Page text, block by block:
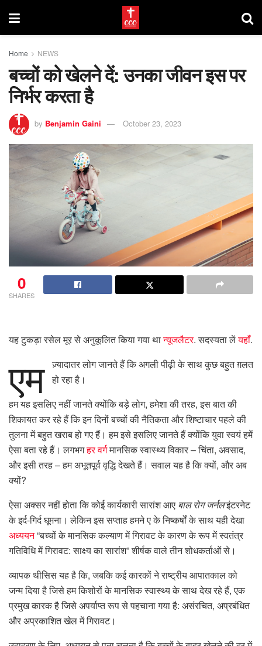
Home NEWS
बच्चों को खेलने दें: उनका जीवन इस पर
निर्भर करता है
by Benjamin Gaini October 23, 2023
0
SHARES
यह टुकड़ा रसेल मूर से अनुकूलित किया गया थान्यूजलैटर. सदस्यता लेंयहाँ.
एम ज़्यादातर लोग जानते हैं कि अगली पीढ़ी के साथ कुछ बहुत ग़लत
हो रहा है।
हम यह इसलिए नहीं जानते क्योंकि बड़े लोग, हमेशा की तरह, इस बात की
शिकायत कर रहे हैं कि इन दिनों बच्चों की नैतिकता और शिष्टाचार पहले की
तुलना में बहुत खराब हो गए हैं। हम इसे इसलिए जानते हैं क्योंकि युवा स्वयं हमें
ऐसा बता रहे हैं। लगभगहर वर्गमानसिक स्वास्थ्य विकार – चिंता, अवसाद,
और इसी तरह – हम अभूतपूर्व वृद्धि देखते हैं। सवाल यह है कि क्यों, और अब
क्यों?
ऐसा अक्सर नहीं होता कि कोई कार्यकारी सारांश आए बाल रोग जर्नलइंटरनेट
के इर्द-गिर्द घूमना। लेकिन इस सप्ताह हमने ए के निष्कर्षों के साथ यही देखा
अध्ययन“बच्चों के मानसिक कल्याण में गिरावट के कारण के रूप में स्वतंत्र
गतिविधि में गिरावट: साक्ष्य का सारांश” शीर्षक वाले तीन शोधकर्ताओं से।
व्यापक थीसिस यह है कि, जबकि कई कारकों ने राष्ट्रीय आपातकाल को
जन्म दिया है जिसे हम किशोरों के मानसिक स्वास्थ्य के साथ देख रहे हैं, एक
प्रमुख कारक है जिसे अपर्याप्त रूप से पहचाना गया है: असंरचित, अप्रबंधित
और अप्रकाशित खेल में गिरावट।